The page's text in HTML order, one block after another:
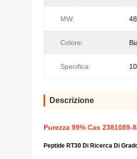
MW:
Colore:
Specifica:
Descrizione
Purezza 99% Cas
Peptide RT30 Di Ricerca Di